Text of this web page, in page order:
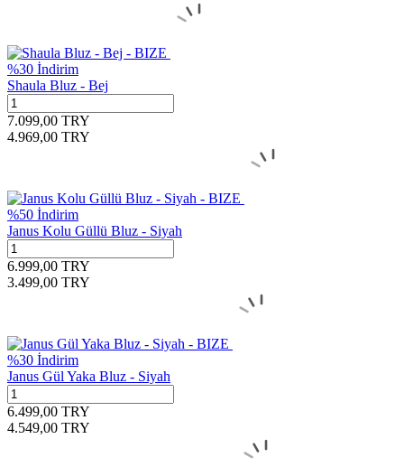
%30 İndirim
Shaula Bluz - Bej
7.099,00 TRY
4.969,00 TRY
%50 İndirim
Janus Kolu Güllü Bluz - Siyah
6.999,00 TRY
3.499,00 TRY
%30 İndirim
Janus Gül Yaka Bluz - Siyah
6.499,00 TRY
4.549,00 TRY